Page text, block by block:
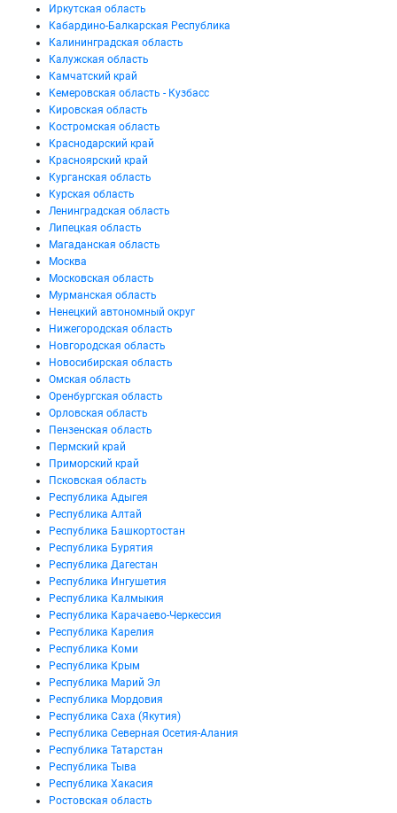
Иркутская область
Кабардино-Балкарская Республика
Калининградская область
Калужская область
Камчатский край
Кемеровская область - Кузбасс
Кировская область
Костромская область
Краснодарский край
Красноярский край
Курганская область
Курская область
Ленинградская область
Липецкая область
Магаданская область
Москва
Московская область
Мурманская область
Ненецкий автономный округ
Нижегородская область
Новгородская область
Новосибирская область
Омская область
Оренбургская область
Орловская область
Пензенская область
Пермский край
Приморский край
Псковская область
Республика Адыгея
Республика Алтай
Республика Башкортостан
Республика Бурятия
Республика Дагестан
Республика Ингушетия
Республика Калмыкия
Республика Карачаево-Черкессия
Республика Карелия
Республика Коми
Республика Крым
Республика Марий Эл
Республика Мордовия
Республика Саха (Якутия)
Республика Северная Осетия-Алания
Республика Татарстан
Республика Тыва
Республика Хакасия
Ростовская область